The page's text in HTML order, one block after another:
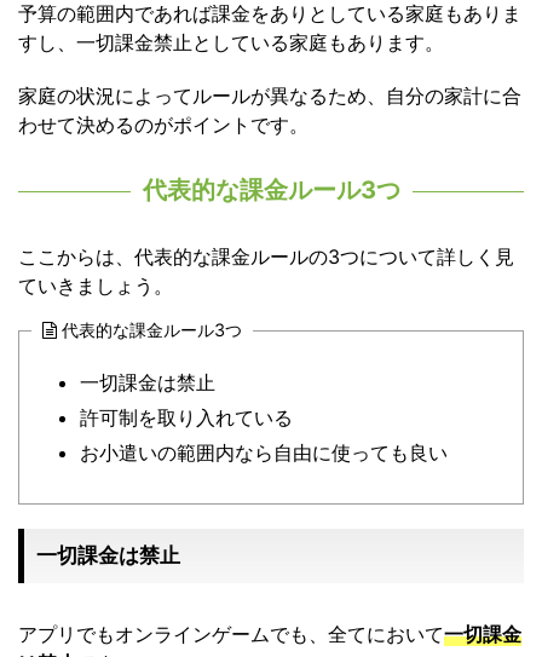
予算の範囲内であれば課金をありとしている家庭もありま
すし、一切課金禁止としている家庭もあります。
家庭の状況によってルールが異なるため、自分の家計に合
わせて決めるのがポイントです。
代表的な課金ルール3つ
ここからは、代表的な課金ルールの3つについて詳しく見
ていきましょう。
代表的な課金ルール3つ
一切課金は禁止
許可制を取り入れている
お小遣いの範囲内なら自由に使っても良い
一切課金は禁止
アプリでもオンラインゲームでも、全てにおいて一切課金